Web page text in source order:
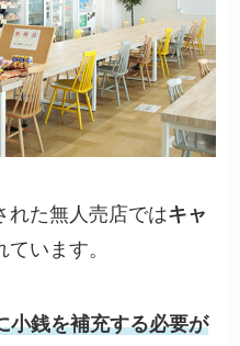
れた無人売店ではキャ
ています。
小銭を補充する必要が